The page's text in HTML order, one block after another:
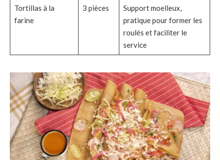
Tortillas à la
farine
3 pièces
Support moelleux,
pratique pour former les
roulés et faciliter le
service